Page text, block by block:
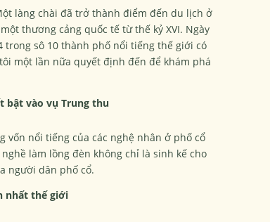
làng chài đã trở thành điểm đến du lịch ở
thương cảng quốc tế từ thế kỷ XVI. Ngày
trong sô 10 thành phố nổi tiếng thế giới có
một lần nữa quyết định đến để khám phá
bật vào vụ Trung thu
vốn nổi tiếng của các nghệ nhân ở phố cổ
làm lồng đèn không chỉ là sinh kế cho
người dân phố cổ.
nhất thế giới